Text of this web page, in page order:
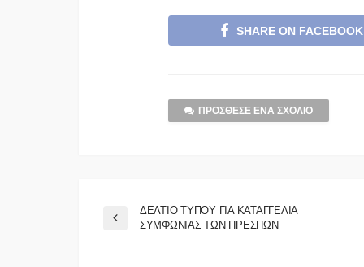
SHARE ON FACEBOOK
ΠΡΌΣΘΕΣΕ ΈΝΑ ΣΧΌΛΙΟ
ΔΕΛΤΙΟ ΤΥΠΟΥ ΓΙΑ ΚΑΤΑΓΓΕΛΙΑ
ΣΥΜΦΩΝΙΑΣ ΤΩΝ ΠΡΕΣΠΩΝ